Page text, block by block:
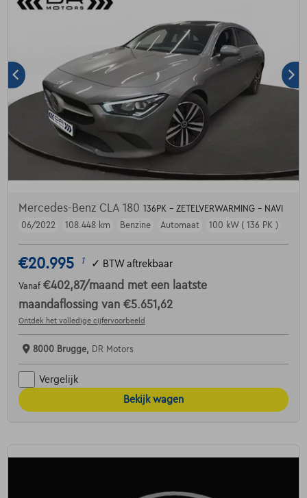
Mercedes-Benz CLA 180 136PK - ZETELVERWARMING - NAVI
06/2022
108.448 km Benzine Automaat 100 kW ( 136 PK )
€20.995 1 ✓ BTW aftrekbaar
Vanaf €402,87/maand met een laatste
maandaflossing van €5.651,62
Ontdek het volledige cijfervoorbeeld
8000 Brugge, DR Motors
Vergelijk
Bekijk wagen